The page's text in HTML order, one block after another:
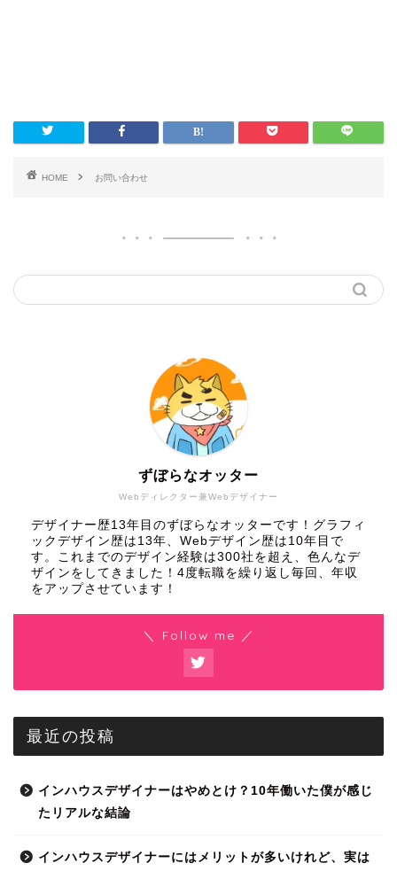
HOME お問い合わせ
Webディレクター兼Webデザイナー
ずぼらなオッター
デザイナー歴13年目のずぼらなオッターです！グラフィ
ックデザイン歴は13年、Webデザイン歴は10年目で
す。これまでのデザイン経験は300社を超え、色んなデ
ザインをしてきました！4度転職を繰り返し毎回、年収
をアップさせています！
＼ Follow me ／
最近の投稿
インハウスデザイナーはやめとけ？10年働いた僕が感じ
たリアルな結論
インハウスデザイナーにはメリットが多いけれど、実は